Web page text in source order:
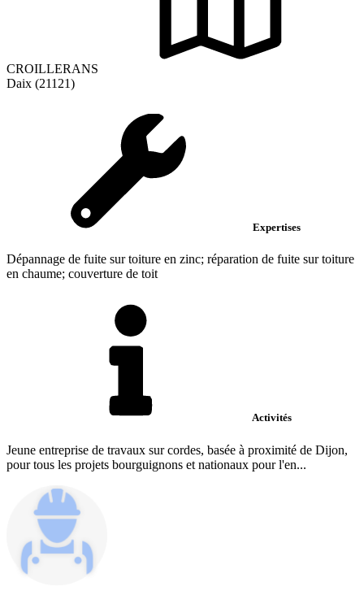
CROILLERANS
Daix (21121)
Expertises
Dépannage de fuite sur toiture en zinc; réparation de fuite sur toiture
en chaume; couverture de toit
Activités
Jeune entreprise de travaux sur cordes, basée à proximité de Dijon,
pour tous les projets bourguignons et nationaux pour l'en...